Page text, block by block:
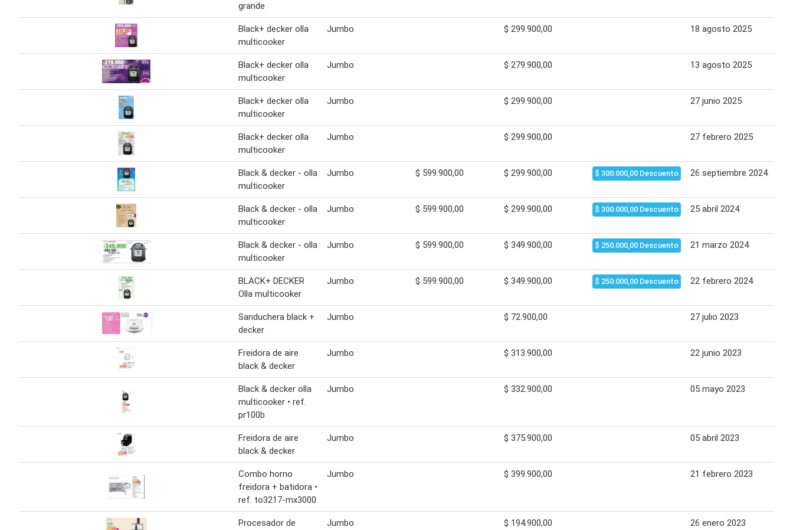
grande
Black+ decker olla
multicooker
Jumbo $ 299.900,00 18 agosto 2025
Black+ decker olla
multicooker
Jumbo $ 279.900,00 13 agosto 2025
Black+ decker olla
multicooker
Jumbo $ 299.900,00 27 junio 2025
Black+ decker olla
multicooker
Jumbo $ 299.900,00 27 febrero 2025
Black & decker - olla
multicooker
Jumbo $ 599.900,00 $ 299.900,00 $ 300.000,00 Descuento 26 septiembre 2024
Black & decker - olla
multicooker
Jumbo $ 599.900,00 $ 299.900,00 $ 300.000,00 Descuento 25 abril 2024
Black & decker - olla
multicooker
Jumbo $ 599.900,00 $ 349.900,00 $ 250.000,00 Descuento 21 marzo 2024
BLACK+ DECKER
Olla multicooker
Jumbo $ 599.900,00 $ 349.900,00 $ 250.000,00 Descuento 22 febrero 2024
Sanduchera black +
decker
Jumbo $ 72.900,00 27 julio 2023
Freidora de aire
black & decker
Jumbo $ 313.900,00 22 junio 2023
Black & decker olla
multicooker • ref.
pr100b
Jumbo $ 332.900,00 05 mayo 2023
Freidora de aire
black & decker
Jumbo $ 375.900,00 05 abril 2023
Combo horno
freidora + batidora •
ref. to3217-mx3000
Jumbo $ 399.900,00 21 febrero 2023
Procesador de Jumbo $ 194.900,00 26 enero 2023